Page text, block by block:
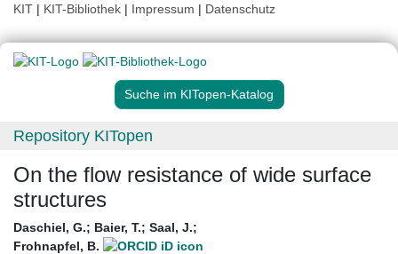
KIT | KIT-Bibliothek | Impressum | Datenschutz
Suche im KITopen-Katalog
Repository KITopen
On the flow resistance of wide surface
structures
Daschiel, G.; Baier, T.; Saal, J.;
Frohnapfel, B.